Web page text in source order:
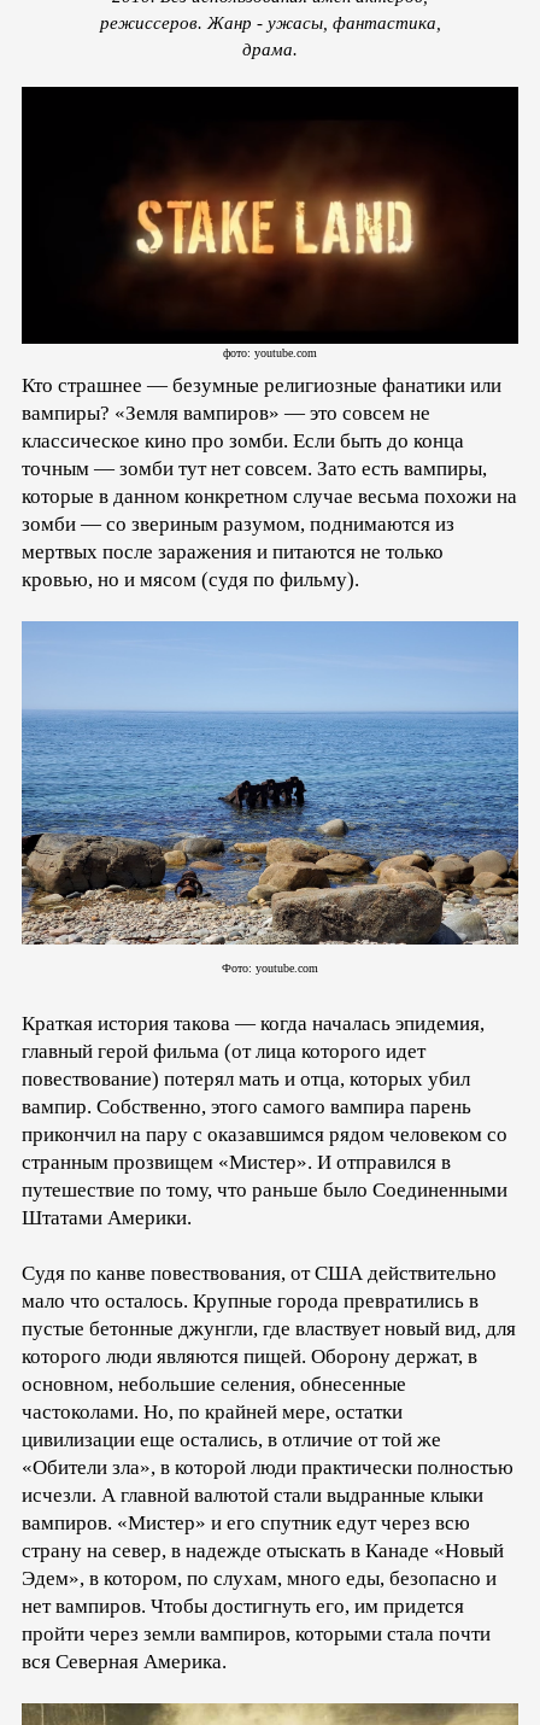
режиссеров. Жанр - ужасы, фантастика,
драма.
фото: youtube.com
Кто страшнее — безумные религиозные фанатики или
вампиры? «Земля вампиров» — это совсем не
классическое кино про зомби. Если быть до конца
точным — зомби тут нет совсем. Зато есть вампиры,
которые в данном конкретном случае весьма похожи на
зомби — со звериным разумом, поднимаются из
мертвых после заражения и питаются не только
кровью, но и мясом (судя по фильму).
Фото: youtube.com
Краткая история такова — когда началась эпидемия,
главный герой фильма (от лица которого идет
повествование) потерял мать и отца, которых убил
вампир. Собственно, этого самого вампира парень
прикончил на пару с оказавшимся рядом человеком со
странным прозвищем «Мистер». И отправился в
путешествие по тому, что раньше было Соединенными
Штатами Америки.
Судя по канве повествования, от США действительно
мало что осталось. Крупные города превратились в
пустые бетонные джунгли, где властвует новый вид, для
которого люди являются пищей. Оборону держат, в
основном, небольшие селения, обнесенные
частоколами. Но, по крайней мере, остатки
цивилизации еще остались, в отличие от той же
«Обители зла», в которой люди практически полностью
исчезли. А главной валютой стали выдранные клыки
вампиров. «Мистер» и его спутник едут через всю
страну на север, в надежде отыскать в Канаде «Новый
Эдем», в котором, по слухам, много еды, безопасно и
нет вампиров. Чтобы достигнуть его, им придется
пройти через земли вампиров, которыми стала почти
вся Северная Америка.